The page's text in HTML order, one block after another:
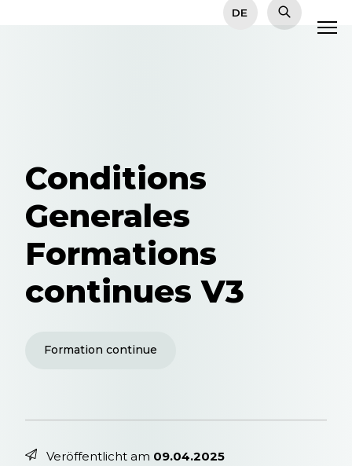
Conditions
Generales
Formations
continues V3
Formation continue
Veröffentlicht am 09.04.2025